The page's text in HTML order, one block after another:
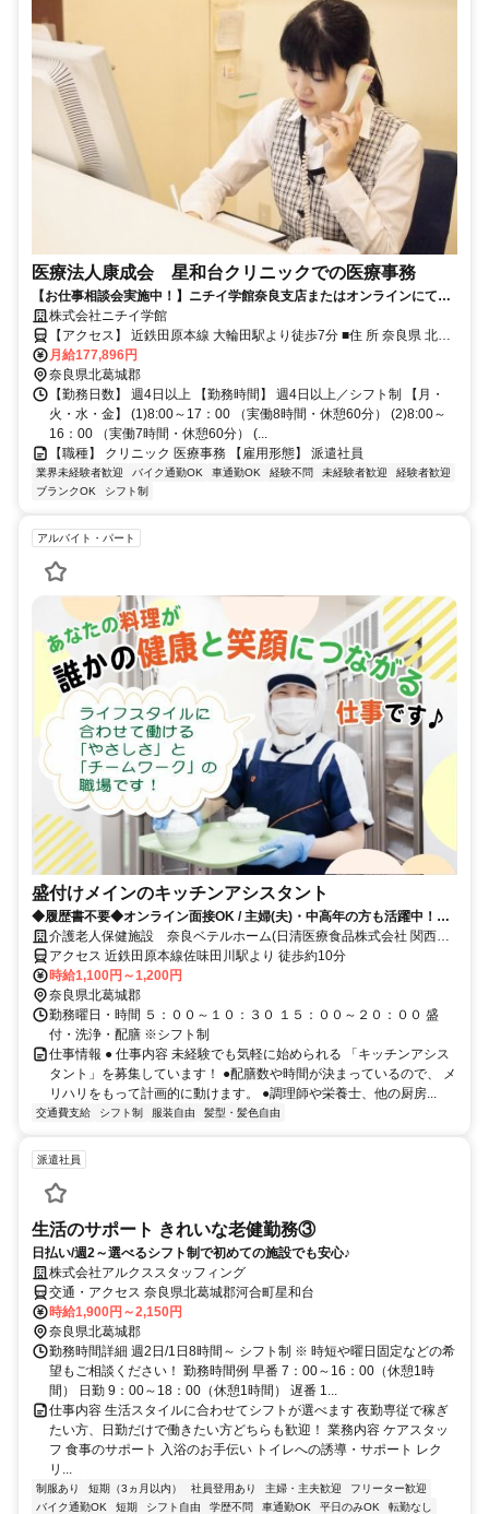
医療法人康成会 星和台クリニックでの医療事務
【お仕事相談会実施中！】ニチイ学館奈良支店またはオンラインにてお
仕事相談会を随時開催！＜要予約＞ご予約はニチイ学館奈良支店
（0120-781-092）まで
株式会社ニチイ学館
【アクセス】 近鉄田原本線 大輪田駅より徒歩7分 ■住 所 奈良県 北葛
城郡河合町 星和台2-1-20 ■アクセス 近鉄田原本線 大輪田駅より徒歩7
分
月給177,896円
奈良県北葛城郡
【勤務日数】 週4日以上 【勤務時間】 週4日以上／シフト制 【月・
火・水・金】 (1)8:00～17：00 （実働8時間・休憩60分） (2)8:00～
16：00 （実働7時間・休憩60分） (...
【職種】 クリニック 医療事務 【雇用形態】 派遣社員
業界未経験者歓迎 バイク通勤OK 車通勤OK 経験不問 未経験者歓迎
経験者歓迎
ブランクOK
シフト制
アルバイト・パート
盛付けメインのキッチンアシスタント
◆履歴書不要◆オンライン面接OK / 主婦(夫)・中高年の方も活躍中！柔
軟な働き方に理解あり◎
介護老人保健施設 奈良ベテルホーム(日清医療食品株式会社 関西支
店)
アクセス 近鉄田原本線佐味田川駅より 徒歩約10分
時給1,100円～1,200円
奈良県北葛城郡
勤務曜日・時間 ５：００～１０：３０ １５：００～２０：００ 盛
付・洗浄・配膳 ※シフト制
仕事情報 ● 仕事内容 未経験でも気軽に始められる 「キッチンアシス
タント」を募集しています！ ●配膳数や時間が決まっているので、 メ
リハリをもって計画的に動けます。 ●調理師や栄養士、他の厨房...
交通費支給 シフト制 服装自由 髪型・髪色自由
派遣社員
生活のサポート きれいな老健勤務③
日払い/週2～選べるシフト制で初めての施設でも安心♪
株式会社アルクススタッフィング
交通・アクセス 奈良県北葛城郡河合町星和台
時給1,900円～2,150円
奈良県北葛城郡
勤務時間詳細 週2日/1日8時間～ シフト制 ※ 時短や曜日固定などの希
望もご相談ください！ 勤務時間例 早番 7：00～16：00（休憩1時
間） 日勤 9：00～18：00（休憩1時間） 遅番 1...
仕事内容 生活スタイルに合わせてシフトが選べます 夜勤専従で稼ぎ
たい方、日勤だけで働きたい方どちらも歓迎！ 業務内容 ケアスタッ
フ 食事のサポート 入浴のお手伝い トイレへの誘導・サポート レク
リ...
制服あり 短期（3ヵ月以内） 社員登用あり 主婦・主夫歓迎
フリーター歓迎
バイク通勤OK
短期 シフト自由 学歴不問 車通勤OK 平日のみOK 転勤なし